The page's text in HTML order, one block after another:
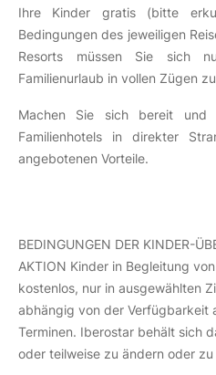
Ihre Kinder gratis (bitte
Bedingungen des jeweiligen
Resorts müssen Sie sich
Familienurlaub in vollen Zügen
Machen Sie sich bereit und
Familienhotels in direkter
angebotenen Vorteile.
BEDINGUNGEN DER KINDER-
AKTION Kinder in Begleitung
kostenlos, nur in ausgewählten
abhängig von der Verfügbarkeit
Terminen. Iberostar behält sich
oder teilweise zu ändern oder zu